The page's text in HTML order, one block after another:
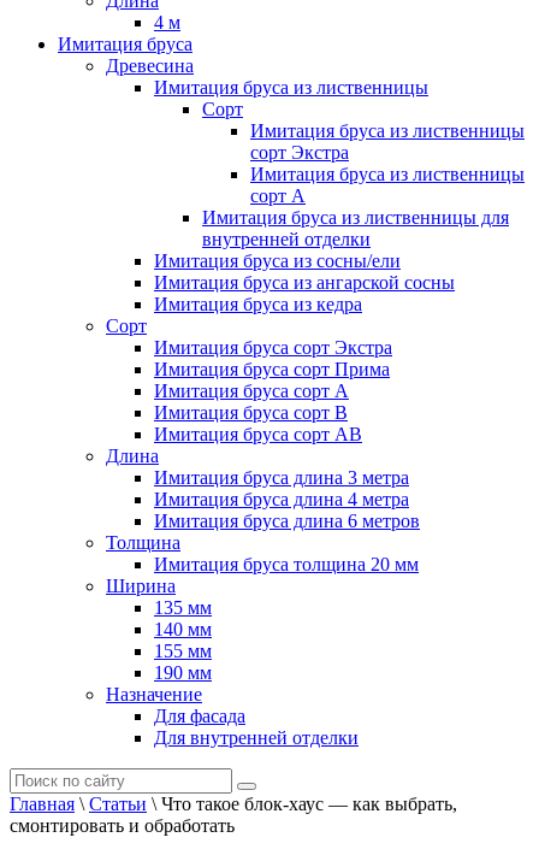
4 м
Имитация бруса
Древесина
Имитация бруса из лиственницы
Сорт
Имитация бруса из лиственницы
сорт Экстра
Имитация бруса из лиственницы
сорт A
Имитация бруса из лиственницы для
внутренней отделки
Имитация бруса из сосны/ели
Имитация бруса из ангарской сосны
Имитация бруса из кедра
Сорт
Имитация бруса сорт Экстра
Имитация бруса сорт Прима
Имитация бруса сорт A
Имитация бруса сорт B
Имитация бруса сорт АВ
Длина
Имитация бруса длина 3 метра
Имитация бруса длина 4 метра
Имитация бруса длина 6 метров
Толщина
Имитация бруса толщина 20 мм
Ширина
135 мм
140 мм
155 мм
190 мм
Назначение
Для фасада
Для внутренней отделки
Главная \ Статьи \ Что такое блок-хаус — как выбрать,
смонтировать и обработать